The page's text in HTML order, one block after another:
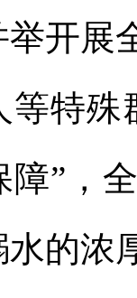
开展
等特殊
障”，
的浓